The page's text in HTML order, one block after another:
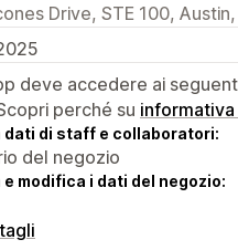
Drive, STE 100,
deve accedere ai
perché su
dati di staff e collaboratori:
del negozio
modifica i dati del negozio: